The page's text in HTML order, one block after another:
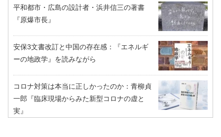
平和都市・広島の設計者・浜井信三の著書
『原爆市長』
安保3文書改訂と中国の存在感：『エネルギ
ーの地政学』を読みながら
コロナ対策は本当に正しかったのか：青柳貞
一郎『臨床現場からみた新型コロナの虚と
実』